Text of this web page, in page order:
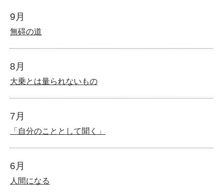
9月
無碍の道
8月
大乗とは量られないもの
7月
「自分のこととして聞く」
6月
人間になる